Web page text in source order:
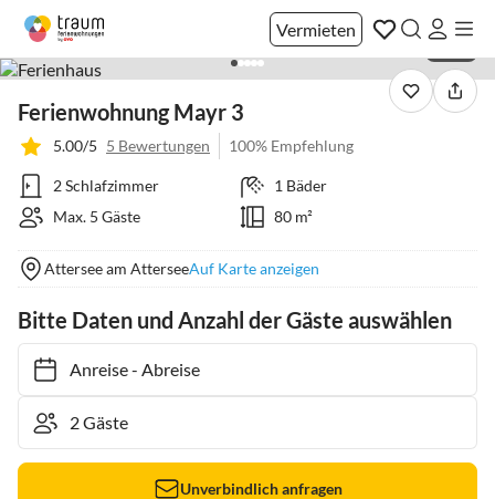
Vermieten
Ferienwohnung Mayr 3
5.00/5 5 Bewertungen 100% Empfehlung
2 Schlafzimmer
1 Bäder
Max. 5 Gäste
80 m²
Attersee am AtterseeAuf Karte anzeigen
Bitte Daten und Anzahl der Gäste auswählen
Anreise- Abreise
Unverbindlich anfragen